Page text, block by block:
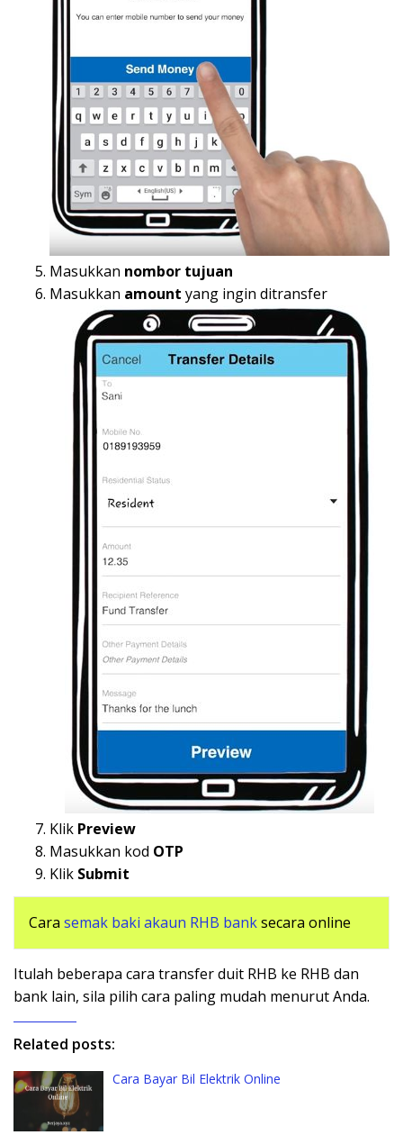
Masukkan nombor tujuan
Masukkan amount yang ingin ditransfer
Klik Preview
Masukkan kod OTP
Klik Submit
Cara semak baki akaun RHB banksecara online
Itulah beberapa cara transfer duit RHB ke RHB dan
bank lain, sila pilih cara paling mudah menurut Anda.
Related posts:
Cara Bayar Bil Elektrik Online